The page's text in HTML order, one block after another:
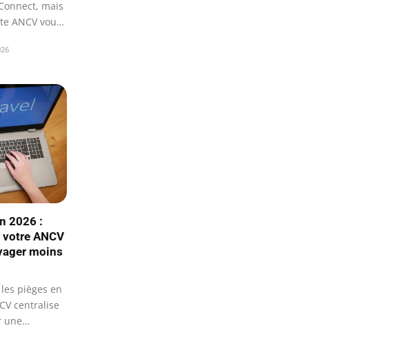
mais
ANCV vous
2026 :
ANCV
moins
pièges en
centralise
une…